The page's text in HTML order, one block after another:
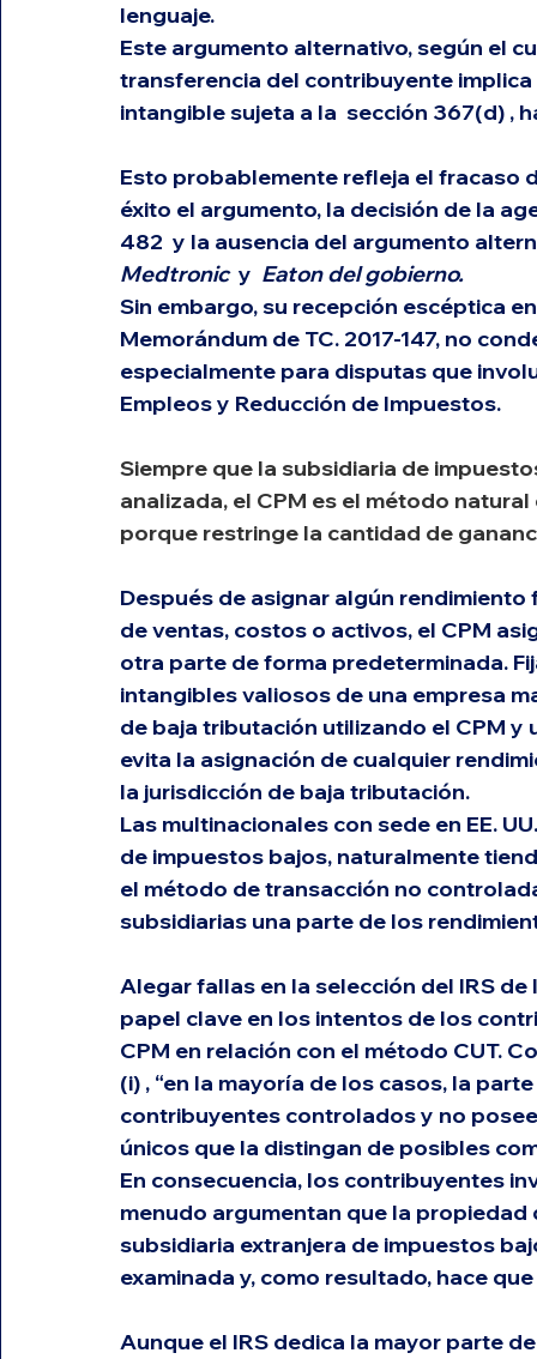
lenguaje.
Este argumento alternativo, según el
transferencia del contribuyente
intangible sujeta a la sección 367(d) ,
Esto probablemente refleja el fracaso
éxito el argumento, la decisión de la
482
y la ausencia del argumento
Medtronic
  y
Eaton del gobierno.
Sin embargo, su recepción escéptica
Memorándum de TC. 2017-147, no
especialmente para disputas que
Empleos y Reducción de Impuestos.
Siempre que la subsidiaria de
analizada, el CPM es el método
porque restringe la cantidad de
Después de asignar algún
de ventas, costos o activos, el CPM
otra parte de forma predeterminada.
intangibles valiosos de una empresa
de baja tributación utilizando el CPM
evita la asignación de cualquier
la jurisdicción de baja tributación.
Las multinacionales con sede en EE.
de impuestos bajos, naturalmente
el método de transacción no
subsidiarias una parte de los
Alegar fallas en la selección del IRS
papel clave en los intentos de los
CPM en relación con el método CUT.
(i) , “en la mayoría de los casos, la
contribuyentes controlados y no
únicos que la distingan de posibles
En consecuencia, los contribuyentes
menudo argumentan que la
subsidiaria extranjera de impuestos
examinada y, como resultado, hace
Aunque el IRS dedica la mayor parte